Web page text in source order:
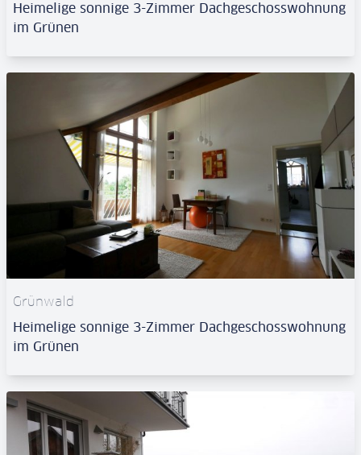
Heimelige sonnige 3-Zimmer Dachgeschosswohnung
im Grünen
Grünwald
Heimelige sonnige 3-Zimmer Dachgeschosswohnung
im Grünen